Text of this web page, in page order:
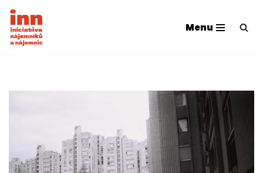
Přeskočit
na
Menu